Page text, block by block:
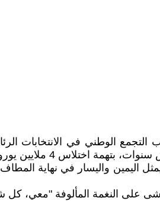
ستمثلان حزب التجمع الوطني في
عضوة في البرلمان الأوروبي.
واليسار في نهاية
على النغمة المألوفة "معي،